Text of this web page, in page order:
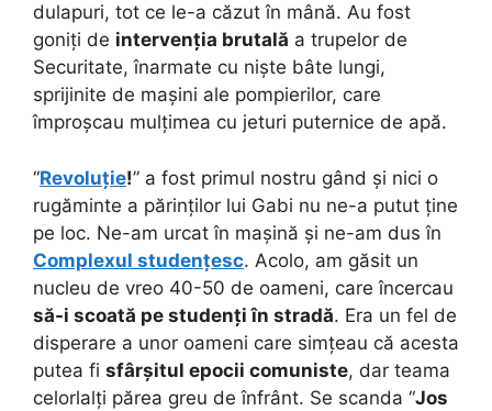
dulapuri, tot ce le-a căzut în mână. Au fost
goniți de intervenția brutală a trupelor de
Securitate, înarmate cu niște bâte lungi,
sprijinite de mașini ale pompierilor, care
împroșcau mulțimea cu jeturi puternice de apă.
“Revoluție!” a fost primul nostru gând și nici o
rugăminte a părinților lui Gabi nu ne-a putut ține
pe loc. Ne-am urcat în mașină și ne-am dus în
Complexul studențesc. Acolo, am găsit un
nucleu de vreo 40-50 de oameni, care încercau
să-i scoată pe studenți în stradă. Era un fel de
disperare a unor oameni care simțeau că acesta
putea fi sfârșitul epocii comuniste, dar teama
celorlalți părea greu de înfrânt. Se scanda “Jos